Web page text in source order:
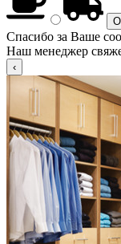
Спасибо за Ваше
Наш менеджер